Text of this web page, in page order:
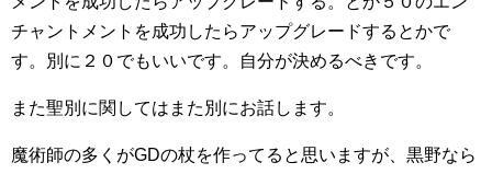
チャントメントを成功したらアップグレードするとかで
す。別に２０でもいいです。自分が決めるべきです。
また聖別に関してはまた別にお話します。
魔術師の多くがGDの杖を作ってると思いますが、黒野なら